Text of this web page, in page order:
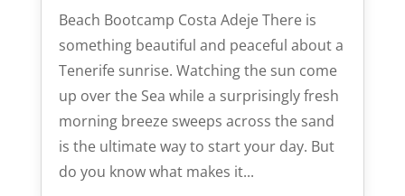
Beach Bootcamp Costa Adeje There is
something beautiful and peaceful about a
Tenerife sunrise. Watching the sun come
up over the Sea while a surprisingly fresh
morning breeze sweeps across the sand
is the ultimate way to start your day. But
do you know what makes it...